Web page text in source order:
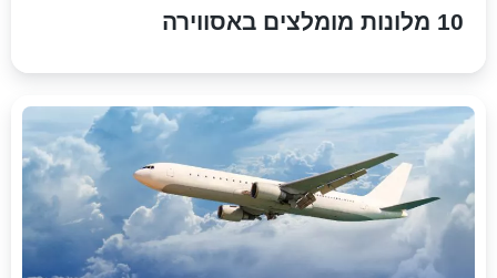
10 מלונות מומלצים באסווירה